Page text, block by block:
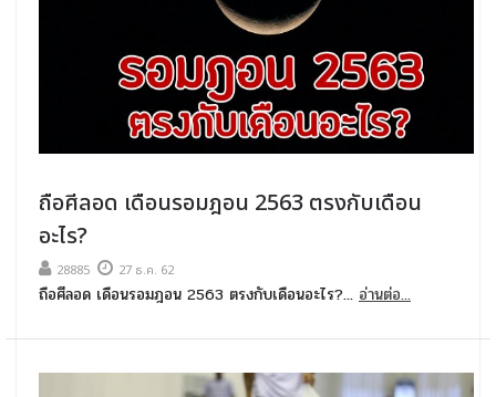
ถือศีลอด เดือนรอมฎอน 2563 ตรงกับเดือน
อะไร?
28885 27 ธ.ค. 62
ถือศีลอด เดือนรอมฎอน 2563 ตรงกับเดือนอะไร?... อ่านต่อ...